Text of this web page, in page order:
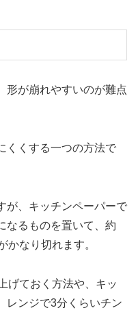
形が崩れやすいのが難点
くくする一つの方法で
が、キッチンペーパーで
なるものを置いて、約
かなり切れます。
げておく方法や、キッ
レンジで3分くらいチン